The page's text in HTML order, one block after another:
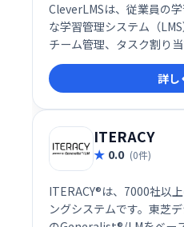
CleverLMSは、従業員の
な学習管理システム（
チーム管理、タスク割り
織の学習ニーズを網羅し
やフィードバック機能で
ッシュボードによるデー
支援します。直感的なUI
ランディングにも対応。
を実現します。
詳し
ITERACY
0.0 (0件)
ITERACY®は、7000社以
ングシステムです。東芝